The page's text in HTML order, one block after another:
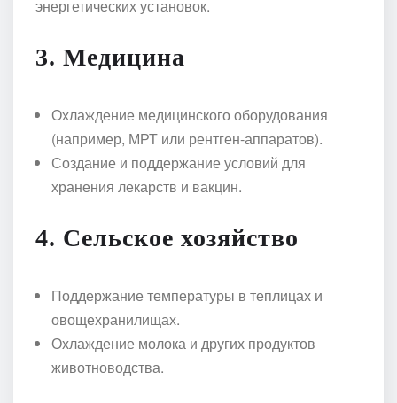
энергетических установок.
3. Медицина
Охлаждение медицинского оборудования
(например, МРТ или рентген-аппаратов).
Создание и поддержание условий для
хранения лекарств и вакцин.
4. Сельское хозяйство
Поддержание температуры в теплицах и
овощехранилищах.
Охлаждение молока и других продуктов
животноводства.